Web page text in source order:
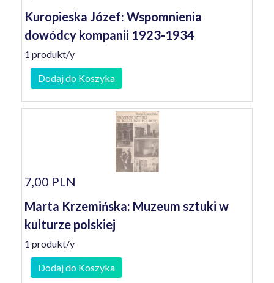
Kuropieska Józef: Wspomnienia
dowódcy kompanii 1923-1934
1 produkt/y
Dodaj do Koszyka
7,00 PLN
Marta Krzemińska: Muzeum sztuki w
kulturze polskiej
1 produkt/y
Dodaj do Koszyka